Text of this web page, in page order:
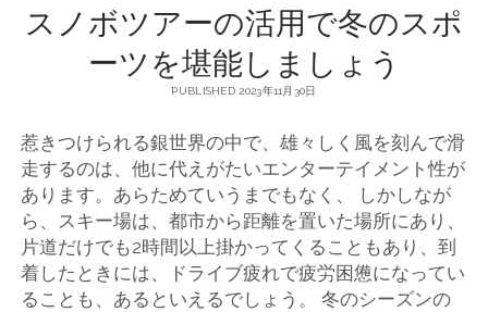
スノボツアーの活用で冬のスポ
ーツを堪能しましょう
PUBLISHED 2023年11月30日
惹きつけられる銀世界の中で、雄々しく風を刻んで滑
走するのは、他に代えがたいエンターテイメント性が
あります。 あらためていうまでもなく、 しかしなが
ら、スキー場は、都市から距離を置いた場所にあり、
片道だけでも2時間以上掛かってくることもあり、到
着したときには、ドライブ疲れで疲労困憊になってい
ることも、あるといえるでしょう。 冬のシーズンの